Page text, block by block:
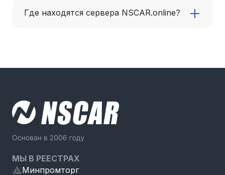
видеонаблюдения от других производителей,
8(993)399-23-60или электронной почте
Где находятся сервера NSCAR.online?
МЫ В РЕЕСТРАХ
Минпромторг